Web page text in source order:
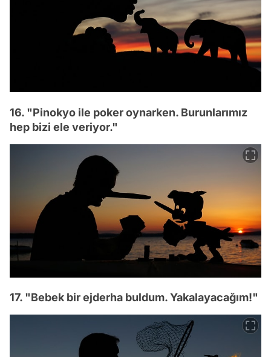
16. "Pinokyo ile poker oynarken. Burunlarımız
hep bizi ele veriyor."
17. "Bebek bir ejderha buldum. Yakalayacağım!"